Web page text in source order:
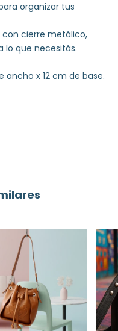
organizar tus
con cierre metálico,
lo que necesitás.
ancho x 12 cm de base.